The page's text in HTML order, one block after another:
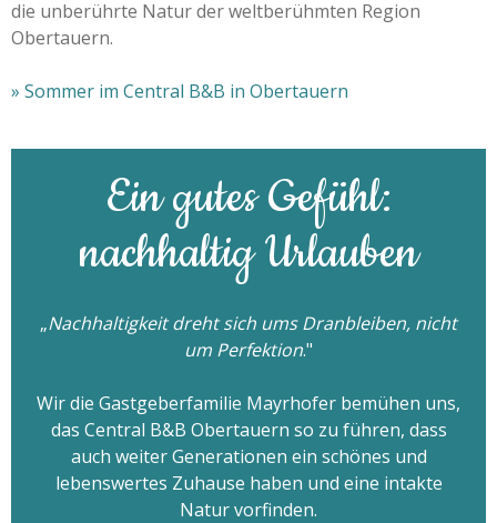
die unberührte Natur der weltberühmten Region
Obertauern.
» Sommer im Central B&B in Obertauern
Ein gutes Gefühl:
nachhaltig Urlauben
„Nachhaltigkeit dreht sich ums Dranbleiben, nicht
um Perfektion."
Wir die Gastgeberfamilie Mayrhofer bemühen uns,
das Central B&B Obertauern so zu führen, dass
auch weiter Generationen ein schönes und
lebenswertes Zuhause haben und eine intakte
Natur vorfinden.